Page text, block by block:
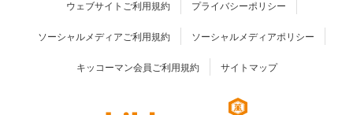
ウェブサイトご利用規約 プライバシーポリシー
ソーシャルメディアご利用規約 ソーシャルメディアポリシー
キッコーマン会員ご利用規約 サイトマップ